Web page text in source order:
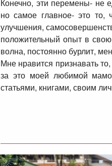
Конечно, эти перемены- не
но самое главное- это то,
улучшения,
положительный опыт в
волна, постоянно бурлит,
Мне нравится признавать
за это моей любимой
статьями, книгами, своим